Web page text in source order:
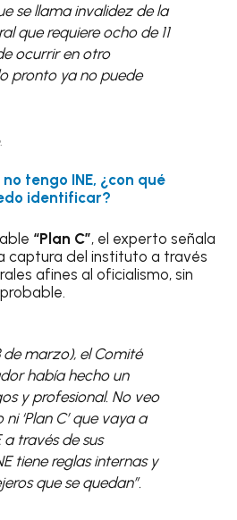
se llama invalidez de la
que requiere ocho de 11
ocurrir en otro
pronto ya no puede
no tengo INE, ¿con qué
identificar?
“Plan C”, el experto señala
captura del instituto a través
afines al oficialismo, sin
de marzo), el Comité
había hecho un
y profesional. No veo
‘Plan C’ que vaya a
través de sus
tiene reglas internas y
que se quedan”.